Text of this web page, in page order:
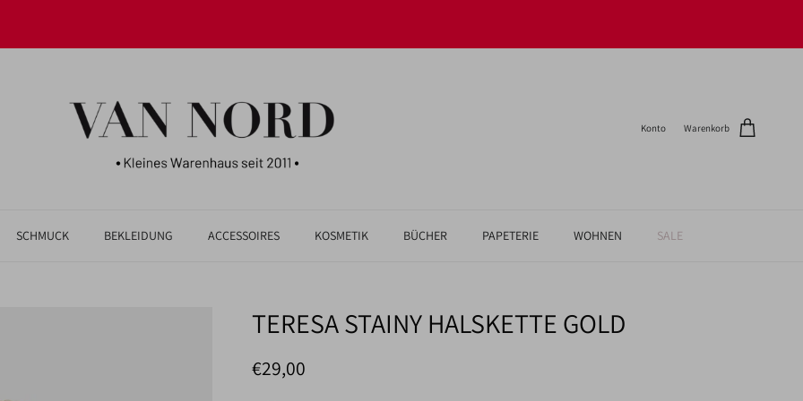
Konto Warenkorb
SCHMUCK BEKLEIDUNG ACCESSOIRES KOSMETIK BÜCHER PAPETERIE WOHNEN SALE
TERESA STAINY HALSKETTE GOLD
Normaler Preis
€29,00